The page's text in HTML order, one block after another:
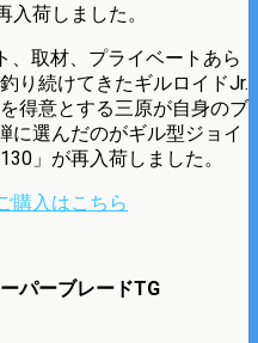
入荷しました。
、取材、プライベートあら
り続けてきたギルロイドJr.
得意とする三原が自身のブ
に選んだのがギル型ジョイ
」が再入荷しました。
購入はこちら
パーブレードTG